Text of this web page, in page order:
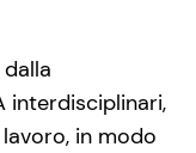
interdisciplinari,
in modo